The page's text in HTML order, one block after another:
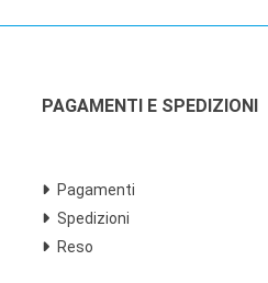
PAGAMENTI E SPEDIZIONI
Pagamenti
Spedizioni
Reso